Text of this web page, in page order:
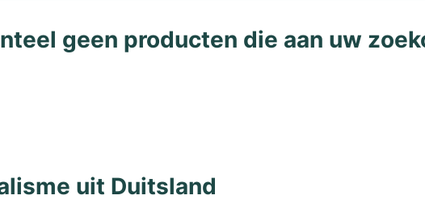
geen producten die aan uw
uit Duitsland